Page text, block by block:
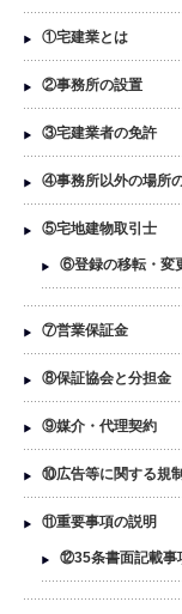
①宅建業とは
②事務所の設置
③宅建業者の免許
④事務所以外の場所
⑤宅地建物取引士
⑥登録の移転・変
⑦営業保証金
⑧保証協会と分担金
⑨媒介・代理契約
⑩広告等に関する規制
⑪重要事項の説明
⑫35条書面記載事